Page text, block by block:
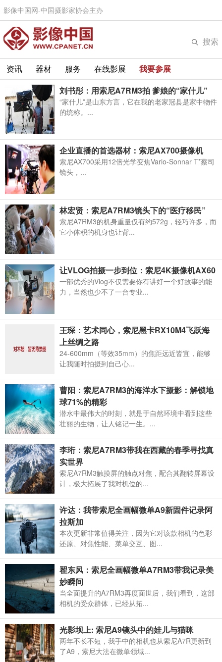
影像中国网-中国摄影家协会主办
搜索
资讯 器材 服务 在线影展
我要参展
刘书彤：用索尼A7RM3拍 爹娘的“家什儿”
“家什儿”是山东方言，它在我的老家冠县是家中物件
的统称。...
企业直播的首选器材：索尼AX700摄像机
索尼AX700采用12倍光学变焦Vario-Sonnar T*蔡司
镜头，...
林宏贤：索尼A7RM3镜头下的“医疗移民”
索尼A7RM3的机身重量仅有约572g，轻巧许多，而
它小体积的机身也让背...
让VLOG拍摄一步到位：索尼4K摄像机AX60
一部优秀的Vlog不仅需要你有讲好一个好故事的能
力，当然也少不了一台专业...
王琛：艺术同心，索尼黑卡RX10M4飞跃海
上丝绸之路
24-600mm（等效35mm）的焦距远近皆宜，能够
让我随时拍摄到自己心...
曹阳：索尼A7RM3的海洋水下摄影：解锁地
球71%的精彩​
潜水中最伟大的时刻，就是于自然环境中看到这些
壮丽的生物，让人铭记一生。...
李珩：索尼A7RM3带我在西藏的春季寻找真
实世界
索尼A7RM3触摸屏的触点对焦，配合其翻转屏幕设
计，极大拓展了我对机位的...
许达：我带索尼全画幅微单A9新固件记录阿
拉斯加
本次更新非常值得关注，因为它对该款相机的色彩
还原、对焦性能、菜单交互、图...
翟东风：索尼全画幅微单A7RM3带我记录美
妙瞬间
当全面提升的A7RM3再度面世后，我们看到，这部
相机的受众群体，已经从拓...
光影坝上: 索尼A9镜头中的娃儿与猫咪
两年不长不短，我手中的相机也从索尼A7R更新到
了A9，索尼大法在微单领域...